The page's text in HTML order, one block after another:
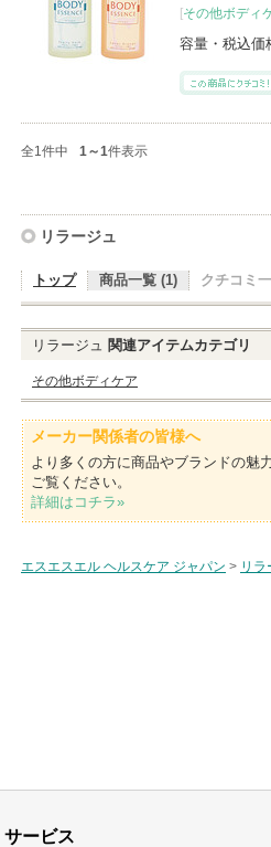
[その他ボディ
容量・税込価
全1件中 1～1件表示
リラージュ
トップ 商品一覧 (1) クチコミ
リラージュ 関連アイテムカテゴリ
その他ボディケア
メーカー関係者の皆様へ
より多くの方に商品やブランドの魅
ご覧ください。
詳細はコチラ»
エスエスエル ヘルスケア ジャパン > リラ
サービス